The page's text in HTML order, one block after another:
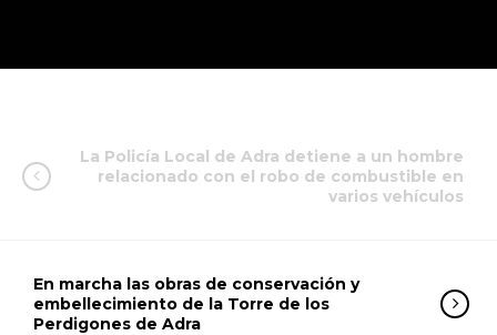
La Policía Local de Adra detiene a un hombre
relacionado con el robo de combustible en
varios vehículos
En marcha las obras de conservación y
embellecimiento de la Torre de los
Perdigones de Adra